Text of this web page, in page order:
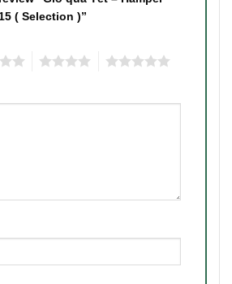
( Selection )”